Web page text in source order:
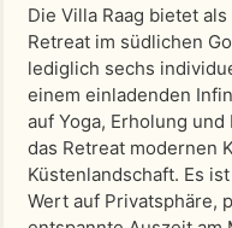
Die Villa Raag bietet
Retreat im südlichen
lediglich sechs
einem einladenden
auf Yoga, Erholung
das Retreat modernen
Küstenlandschaft. Es
Wert auf Privatsphäre,